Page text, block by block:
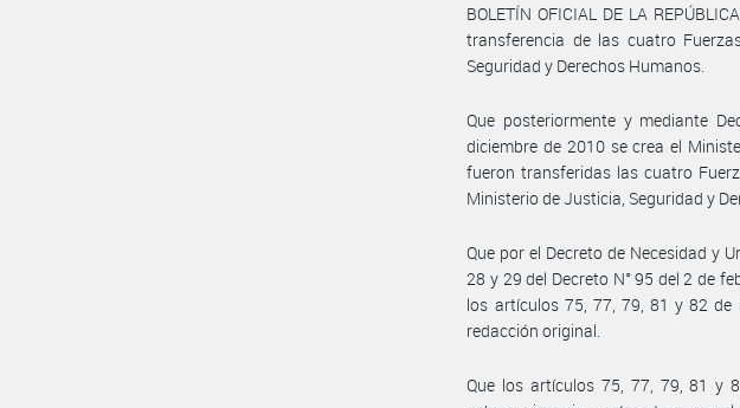
BOLETÍN OFICIAL DE LA
transferencia de las cuatro
Seguridad y Derechos Humanos.
Que posteriormente y mediante
diciembre de 2010 se crea el
fueron transferidas las cuatro
Ministerio de Justicia, Seguridad y
Que por el Decreto de Necesidad y
28 y 29 del Decreto N° 95 del 2 de
los artículos 75, 77, 79, 81 y 82 de
redacción original.
Que los artículos 75, 77, 79, 81 y